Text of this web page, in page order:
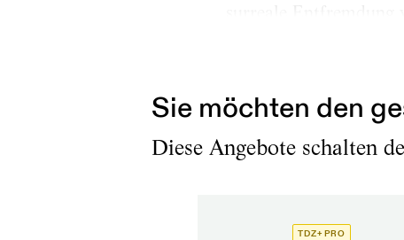
Sie möchten den
Diese Angebote schalten
TDZ+ PRO